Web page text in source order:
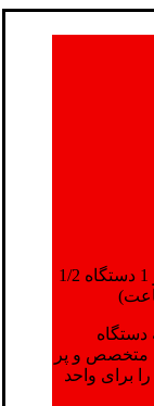
3 دستگاه بچینگ لیپهر(2دستگاه 1متری و 1 دستگاه 1/2
دستگاه
کنار پرسنل متخصص و پر
برای واحد